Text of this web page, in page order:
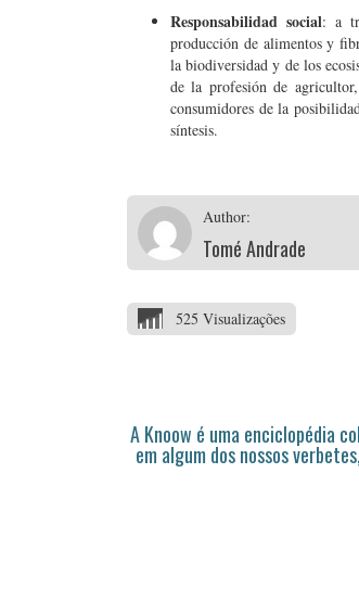
Responsabilidad social: a
producción de alimentos y
la biodiversidad y de los
de la profesión de
consumidores de la
síntesis.
Author:
Tomé Andrade
525 Visualizações
A Knoow é uma enciclopédia
em algum dos nossos